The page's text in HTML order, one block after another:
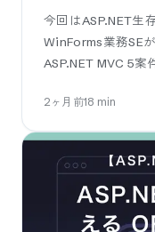
今回はASP.NET生
WinForms業務SE
ASP.NET MVC 5案
2ヶ月前18 min